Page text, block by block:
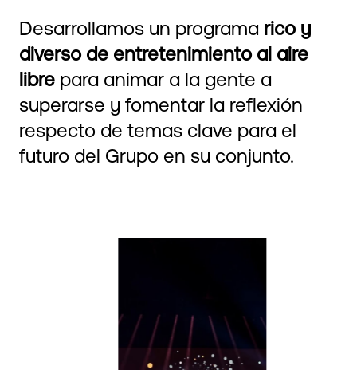
Desarrollamos un programa rico y
diverso de entretenimiento al aire
libre para animar a la gente a
superarse y fomentar la reflexión
respecto de temas clave para el
futuro del Grupo en su conjunto.